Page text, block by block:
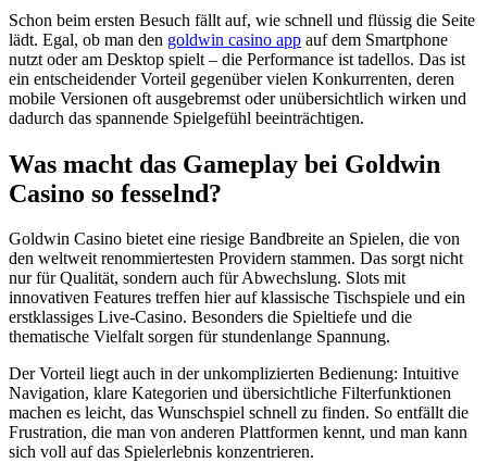
Schon beim ersten Besuch fällt auf, wie schnell und flüssig die Seite
lädt. Egal, ob man den goldwin casino app auf dem Smartphone
nutzt oder am Desktop spielt – die Performance ist tadellos. Das ist
ein entscheidender Vorteil gegenüber vielen Konkurrenten, deren
mobile Versionen oft ausgebremst oder unübersichtlich wirken und
dadurch das spannende Spielgefühl beeinträchtigen.
Was macht das Gameplay bei Goldwin
Casino so fesselnd?
Goldwin Casino bietet eine riesige Bandbreite an Spielen, die von
den weltweit renommiertesten Providern stammen. Das sorgt nicht
nur für Qualität, sondern auch für Abwechslung. Slots mit
innovativen Features treffen hier auf klassische Tischspiele und ein
erstklassiges Live-Casino. Besonders die Spieltiefe und die
thematische Vielfalt sorgen für stundenlange Spannung.
Der Vorteil liegt auch in der unkomplizierten Bedienung: Intuitive
Navigation, klare Kategorien und übersichtliche Filterfunktionen
machen es leicht, das Wunschspiel schnell zu finden. So entfällt die
Frustration, die man von anderen Plattformen kennt, und man kann
sich voll auf das Spielerlebnis konzentrieren.